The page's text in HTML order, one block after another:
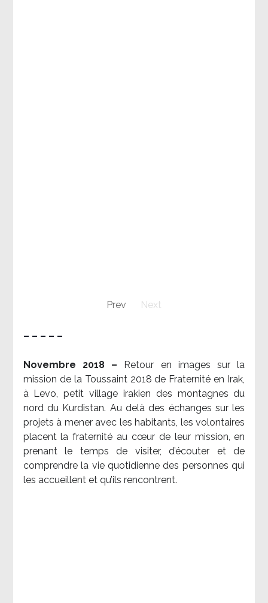
Prev Next
– – – – –
Novembre 2018 –
Retour en images sur la
mission de la Toussaint 2018 de Fraternité en Irak,
à Levo, petit village irakien des montagnes du
nord du Kurdistan. Au delà des échanges sur les
projets à mener avec les habitants, les volontaires
placent la fraternité au cœur de leur mission, en
prenant le temps de visiter, d’écouter et de
comprendre la vie quotidienne des personnes qui
les accueillent et qu’ils rencontrent.